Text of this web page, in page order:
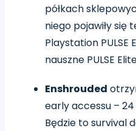
półkach
niego pojawiły się
Playstation PULSE
nauszne PULSE
Enshrouded
early accessu –
Będzie to survival